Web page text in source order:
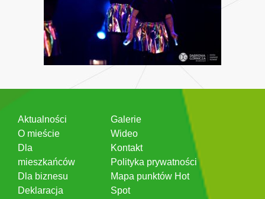
Aktualności
O mieście
Dla
mieszkańców
Dla biznesu
Deklaracja
Galerie
Wideo
Kontakt
Polityka prywatności
Mapa punktów Hot
Spot